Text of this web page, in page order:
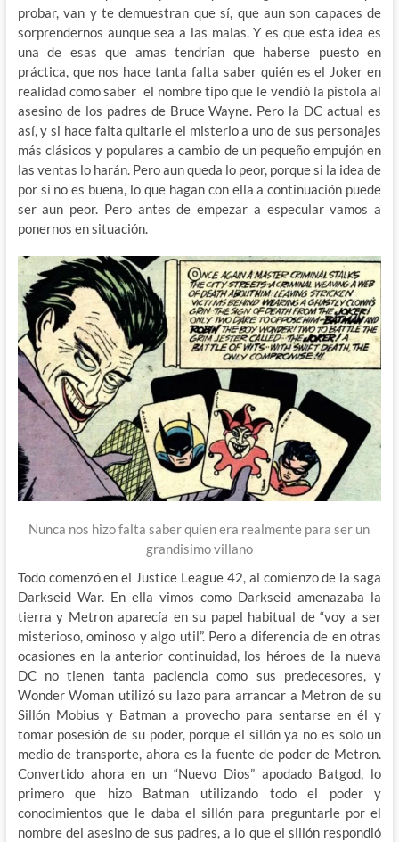
probar, van y te demuestran que sí, que aun son capaces de
sorprendernos aunque sea a las malas. Y es que esta idea es
una de esas que amas tendrían que haberse puesto en
práctica, que nos hace tanta falta saber quién es el Joker en
realidad como saber el nombre tipo que le vendió la pistola al
asesino de los padres de Bruce Wayne. Pero la DC actual es
así, y si hace falta quitarle el misterio a uno de sus personajes
más clásicos y populares a cambio de un pequeño empujón en
las ventas lo harán. Pero aun queda lo peor, porque si la idea de
por si no es buena, lo que hagan con ella a continuación puede
ser aun peor. Pero antes de empezar a especular vamos a
ponernos en situación.
Nunca nos hizo falta saber quien era realmente para ser un
grandisimo villano
Todo comenzó en el Justice League 42, al comienzo de la saga
Darkseid War. En ella vimos como Darkseid amenazaba la
tierra y Metron aparecía en su papel habitual de “voy a ser
misterioso, ominoso y algo util”. Pero a diferencia de en otras
ocasiones en la anterior continuidad, los héroes de la nueva
DC no tienen tanta paciencia como sus predecesores, y
Wonder Woman utilizó su lazo para arrancar a Metron de su
Sillón Mobius y Batman a provecho para sentarse en él y
tomar posesión de su poder, porque el sillón ya no es solo un
medio de transporte, ahora es la fuente de poder de Metron.
Convertido ahora en un “Nuevo Dios” apodado Batgod, lo
primero que hizo Batman utilizando todo el poder y
conocimientos que le daba el sillón para preguntarle por el
nombre del asesino de sus padres, a lo que el sillón respondió